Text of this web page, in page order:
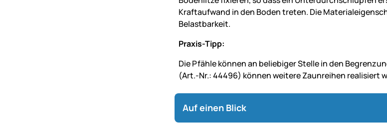
Kraftaufwand in den Boden treten. Die
Belastbarkeit.
Praxis-Tipp:
Die Pfähle können an beliebiger Stelle in den
(Art.-Nr.: 44496) können weitere Zaunreihen realisiert
Auf einen Blick